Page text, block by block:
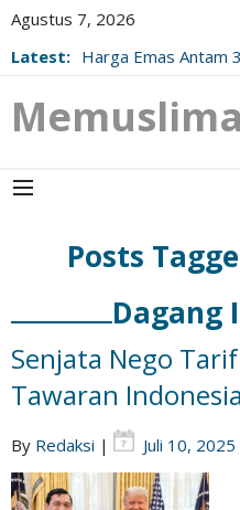
Agustus 7, 2026
Latest: Harga Emas Antam
Posts
Dagang
Senjata Nego
Tawaran
By Redaksi | Juli 10, 2025